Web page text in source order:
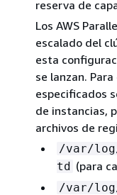
reserva de
Los AWS
escalado del
esta
se lanzan.
especificados
de instancias,
archivos de
/var/
td (para
/var/